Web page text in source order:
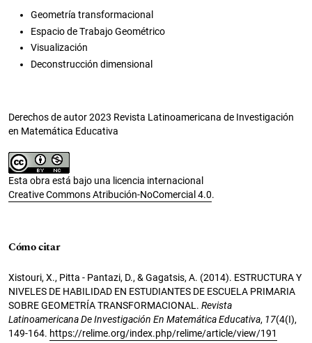
Geometría transformacional
Espacio de Trabajo Geométrico
Visualización
Deconstrucción dimensional
Derechos de autor 2023 Revista Latinoamericana de Investigación
en Matemática Educativa
Esta obra está bajo una licencia internacional
Creative Commons Atribución-NoComercial 4.0.
Cómo citar
Xistouri, X., Pitta - Pantazi, D., & Gagatsis, A. (2014). ESTRUCTURA Y
NIVELES DE HABILIDAD EN ESTUDIANTES DE ESCUELA PRIMARIA
SOBRE GEOMETRÍA TRANSFORMACIONAL. Revista
Latinoamericana De Investigación En Matemática Educativa, 17(4(I),
149-164. https://relime.org/index.php/relime/article/view/191